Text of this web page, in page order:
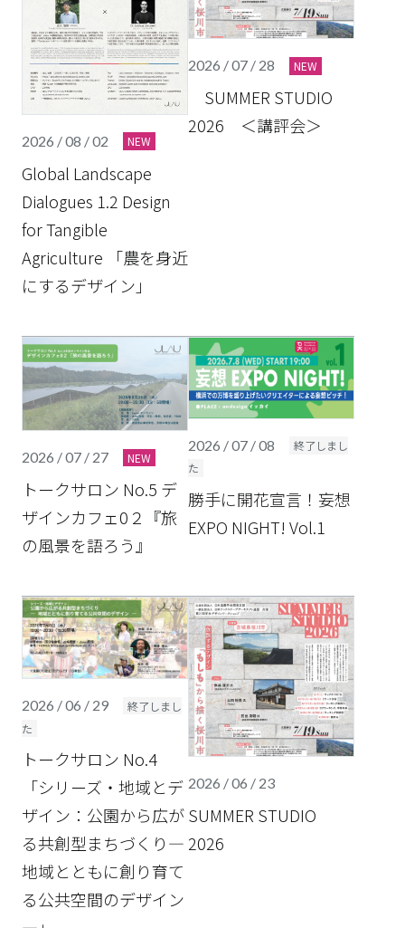
2026 / 08 / 02 NEW
Global Landscape
Dialogues 1.2 Design
for Tangible
Agriculture 「農を身近
にするデザイン」
2026 / 07 / 28 NEW
SUMMER STUDIO
2026 ＜講評会＞
2026 / 07 / 27 NEW
トークサロン No.5 デ
ザインカフェ0２『旅
の風景を語ろう』
2026 / 07 / 08
終了しまし
た
勝手に開花宣言！妄想
EXPO NIGHT! Vol.1
2026 / 06 / 29
終了しまし
た
トークサロン No.4
「シリーズ・地域とデ
ザイン：公園から広が
る共創型まちづくり―
地域とともに創り育て
る公共空間のデザイン
2026 / 06 / 23
SUMMER STUDIO
2026